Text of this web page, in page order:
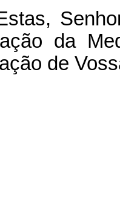
da
de